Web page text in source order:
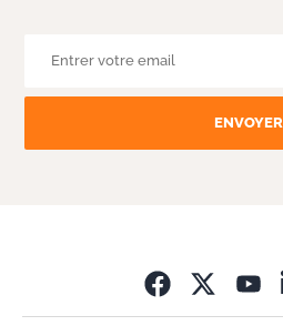
ENVOYER